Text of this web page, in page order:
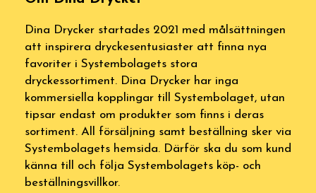
Dina Drycker startades 2021 med målsättningen
att inspirera dryckesentusiaster att finna nya
favoriter i Systembolagets stora
dryckessortiment. Dina Drycker har inga
kommersiella kopplingar till Systembolaget, utan
tipsar endast om produkter som finns i deras
sortiment. All försäljning samt beställning sker via
Systembolagets hemsida. Därför ska du som kund
känna till och följa Systembolagets köp- och
beställningsvillkor.